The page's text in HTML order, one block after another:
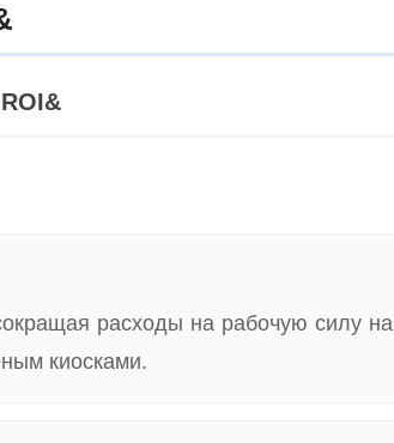
расходы на рабочую силу на
киосками.